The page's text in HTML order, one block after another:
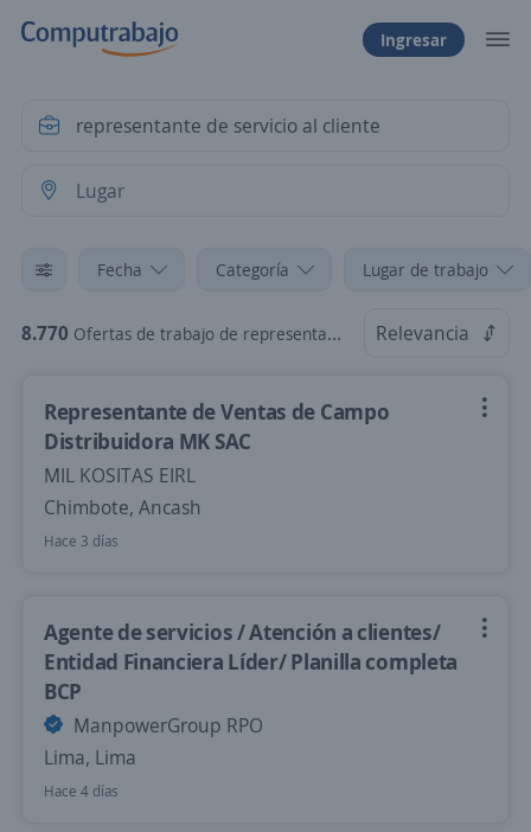
Ingresar
Fecha Categoría Lugar de trabajo
8.770 Ofertas de trabajo de representante de servicio al cliente Relevancia
Representante de Ventas de Campo
Distribuidora MK SAC
MIL KOSITAS EIRL
Chimbote, Ancash
Hace 3 días
Agente de servicios / Atención a clientes/
Entidad Financiera Líder/ Planilla completa
BCP
ManpowerGroup RPO
Lima, Lima
Hace 4 días